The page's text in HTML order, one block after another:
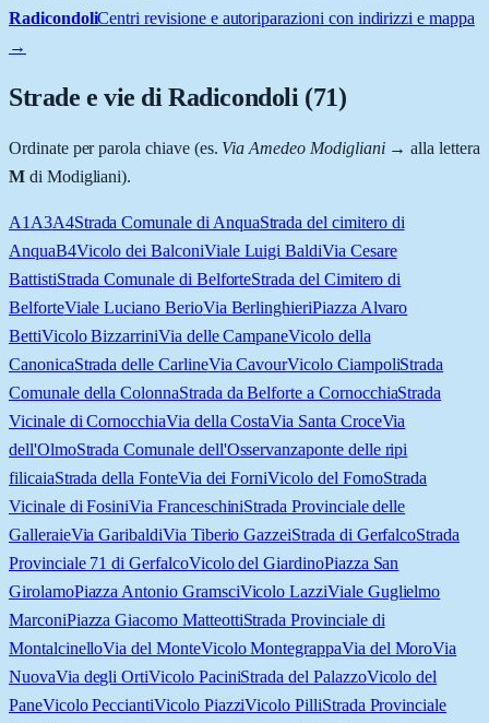
RadicondoliCentri revisione e autoriparazioni con indirizzi e mappa
→
Strade e vie diRadicondoli (71)
Ordinate per parola chiave (es. Via Amedeo Modigliani→ alla lettera
Mdi Modigliani).
A1 A3A4Strada Comunale di AnquaStrada del cimitero di
AnquaB4Vicolo dei BalconiViale Luigi BaldiVia Cesare
BattistiStrada Comunale di BelforteStrada del Cimitero di
BelforteViale Luciano BerioVia BerlinghieriPiazza Alvaro
BettiVicolo BizzarriniVia delle CampaneVicolo della
CanonicaStrada delle CarlineVia CavourVicolo CiampoliStrada
Comunale della ColonnaStrada da Belforte a CornocchiaStrada
Vicinale di CornocchiaVia della CostaVia Santa CroceVia
dell'OlmoStrada Comunale dell'Osservanzaponte delle ripi
filicaiaStrada della FonteVia dei ForniVicolo del FornoStrada
Vicinale di FosiniVia FranceschiniStrada Provinciale delle
GalleraieVia GaribaldiVia Tiberio GazzeiStrada di GerfalcoStrada
Provinciale 71 di GerfalcoVicolo del GiardinoPiazza San
GirolamoPiazza Antonio GramsciVicolo LazziViale Guglielmo
MarconiPiazza Giacomo MatteottiStrada Provinciale di
MontalcinelloVia del MonteVicolo MontegrappaVia del MoroVia
NuovaVia degli OrtiVicolo PaciniStrada del PalazzoVicolo del
PaneVicolo PecciantiVicolo PiazziVicolo PilliStrada Provinciale